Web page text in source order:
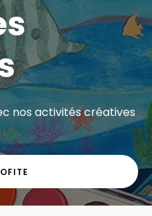
nos activités créatives